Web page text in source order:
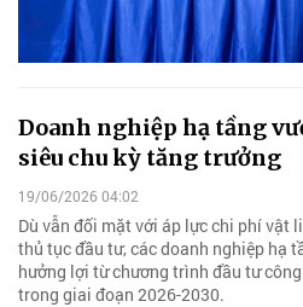
Doanh nghiệp hạ tầng
siêu chu kỳ tăng trưởng
19/06/2026 04:02
Dù vẫn đối mặt với áp lực chi phí vật
thủ tục đầu tư, các doanh nghiệp hạ
hưởng lợi từ chương trình đầu tư
trong giai đoạn 2026-2030.